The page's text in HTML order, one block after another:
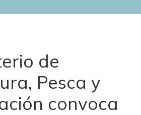
de
Pesca y
convoca